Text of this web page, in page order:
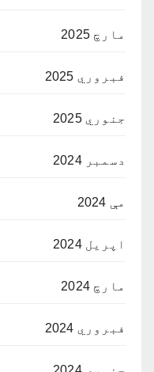
مارچ 2025
فبروري 2025
جنوري 2025
دسمبر 2024
مې 2024
اپریل 2024
مارچ 2024
فبروري 2024